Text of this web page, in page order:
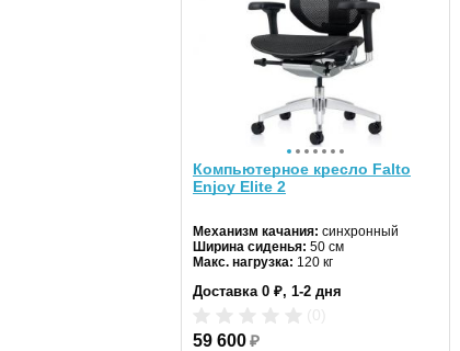
Компьютерное кресло Falto
Enjoy Elite 2
Механизм качания: синхронный
Ширина сиденья: 50 см
Макс. нагрузка: 120 кг
Материал спинки:сетка
Доставка 0 ₽, 1-2 дня
59 600₽